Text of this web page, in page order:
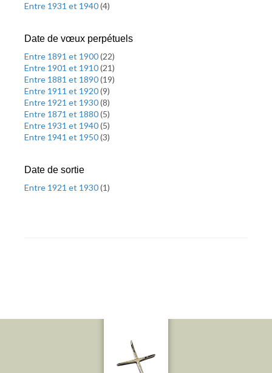
Entre 1931 et 1940(4)
Date de vœux perpétuels
Entre 1891 et 1900(22)
Entre 1901 et 1910(21)
Entre 1881 et 1890(19)
Entre 1911 et 1920(9)
Entre 1921 et 1930(8)
Entre 1871 et 1880(5)
Entre 1931 et 1940(5)
Entre 1941 et 1950(3)
Date de sortie
Entre 1921 et 1930(1)